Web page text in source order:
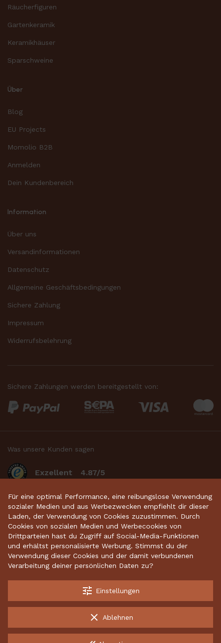
Räucherfiguren
Gartenkeramik
Keramikhäuser
Sparschweine
Über
Blog
EU Projects
Momolio B2B
Anmelden
Dein Kundenbereich
Information
Über uns
Versandinformationen
Datenschutz
Allgemeine Geschäftsbedingungen
Sichere Zahlung
Impressum
Widerrufsbelehrung
Sichere Zahlungen werden bereitgestellt von:
Was unsere Kunden sagen
Exzellent 4.87/5
basierend auf 2634bewertungen.
Startseite • Keramikdeko • Gartenkeramik •
Sparschweine • Räucherfiguren • Keramikhäuser
Kostenloser Versand ab 70 €
Garantiert sichere Lieferung
Kostenlose Rücksendungen
Für eine optimal Performance, eine reibungslose Verwendung
sozialer Medien und aus Werbezwecken empfiehlt dir dieser
Laden, der Verwendung von Cookies zuzustimmen. Durch
Cookies von sozialen Medien und Werbecookies von
Drittparteien hast du Zugriff auf Social-Media-Funktionen
und erhältst personalisierte Werbung. Stimmst du der
Verwendung dieser Cookies und der damit verbundenen
Verarbeitung deiner persönlichen Daten zu?
tune Einstellungen
clear Ablehnen